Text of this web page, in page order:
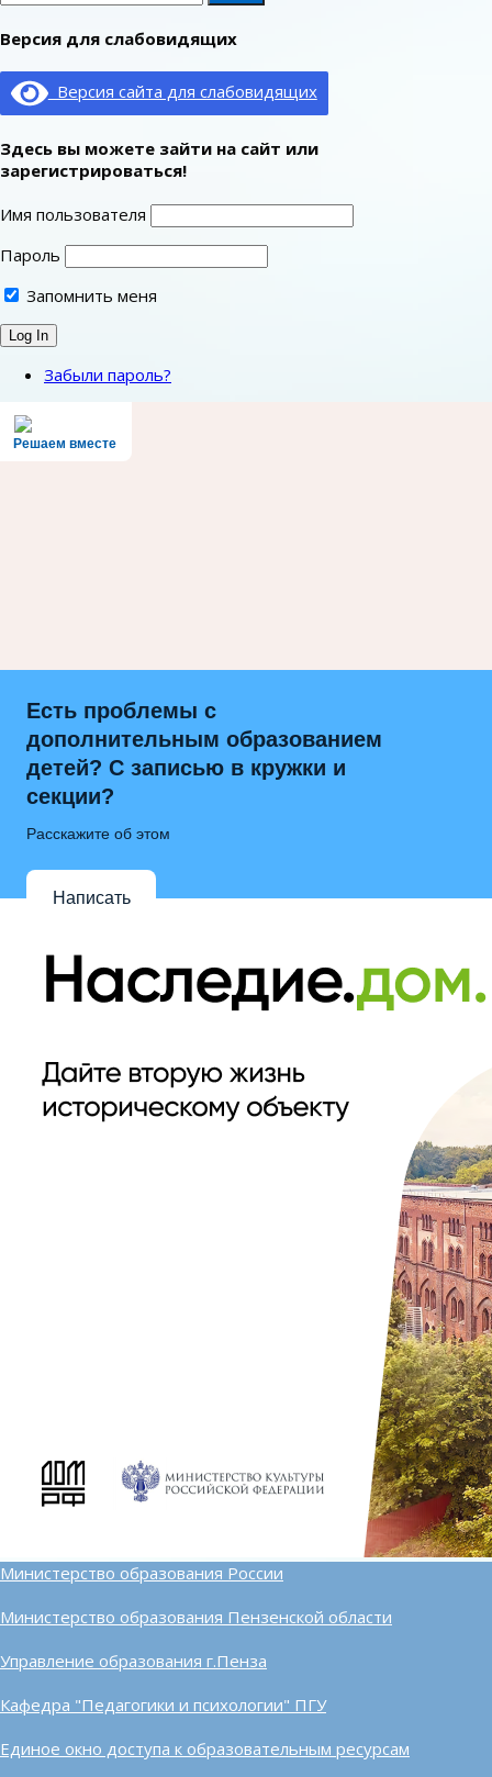
Версия для слабовидящих
Версия сайта для слабовидящих
Здесь вы можете зайти на сайт или
зарегистрироваться!
Имя пользователя
Пароль
Запомнить меня
Забыли пароль?
Решаем вместе
Есть проблемы с
дополнительным образованием
детей? С записью в кружки и
секции?
Расскажите об этом
Написать
Министерство образования России
Министерство образования Пензенской области
Управление образования г.Пенза
Кафедра "Педагогики и психологии" ПГУ
Единое окно доступа к образовательным ресурсам